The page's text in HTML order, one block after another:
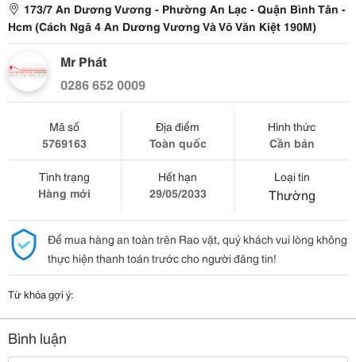
173/7 An Dương Vương - Phường An Lạc - Quận Bình Tân -
Hcm (Cách Ngã 4 An Dương Vương Và Võ Văn Kiệt 190M)
Mr Phát
0286 652 0009
Mã số
5769163
Địa điểm
Toàn quốc
Hình thức
Cần bán
Tình trạng
Hàng mới
Hết hạn
29/05/2033
Loại tin
Thường
Để mua hàng an toàn trên Rao vặt, quý khách vui lòng không
thực hiện thanh toán trước cho người đăng tin!
Từ khóa gợi ý:
Bình luận